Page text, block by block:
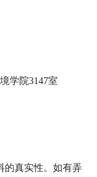
学院3147室
的真实性。如有弄